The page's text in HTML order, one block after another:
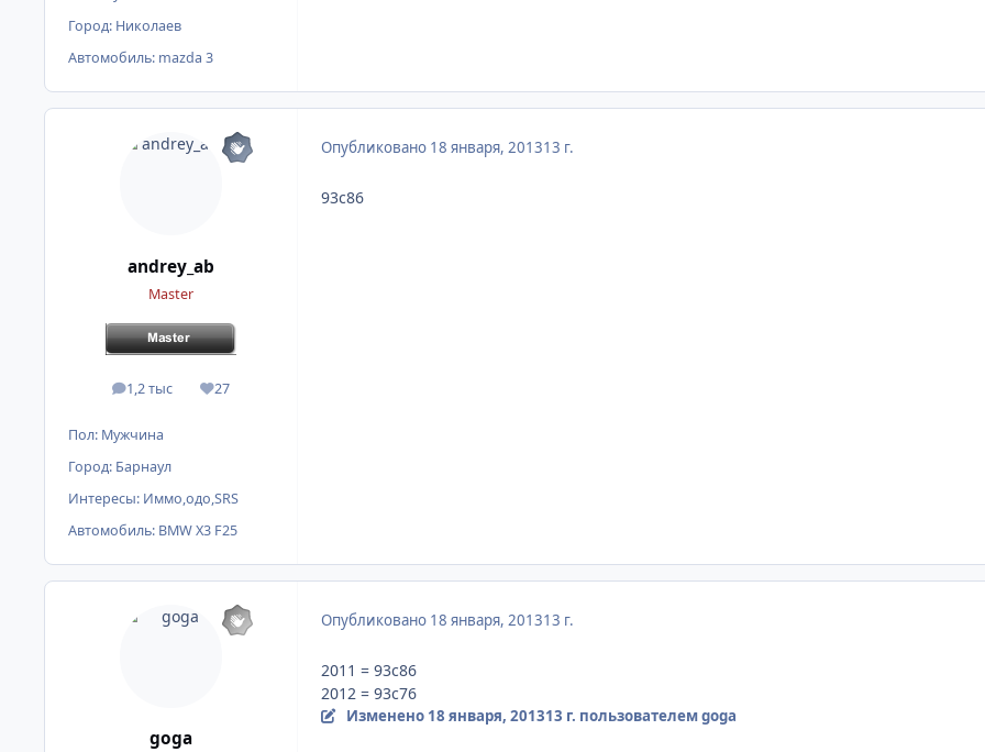
Город: Николаев
Автомобиль: mazda 3
andrey_ab
Master
1,2 тыс
сообщения27
Репутация
Пол: Мужчина
Город: Барнаул
Интересы: Иммо,одо,SRS
Автомобиль: BMW X3 F25
Опубликовано 18 января, 201313 г.
93с86
goga
Опубликовано 18 января, 201313 г.
2011 = 93c86
2012 = 93c76
Изменено 18 января, 201313 г. пользователем goga